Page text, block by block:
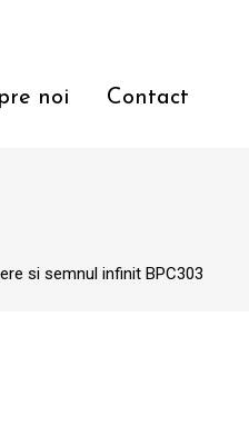
noi Contact
si semnul infinit BPC303